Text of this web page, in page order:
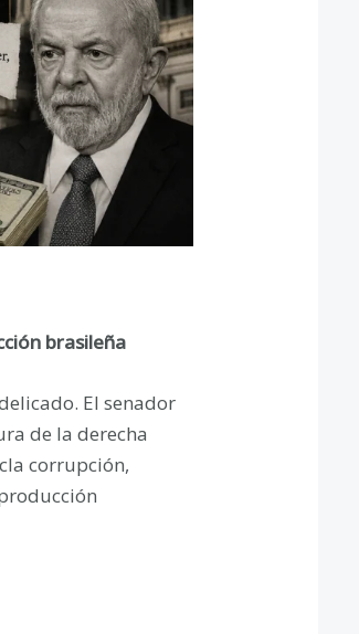
brasileña
El senador
de la derecha
corrupción,